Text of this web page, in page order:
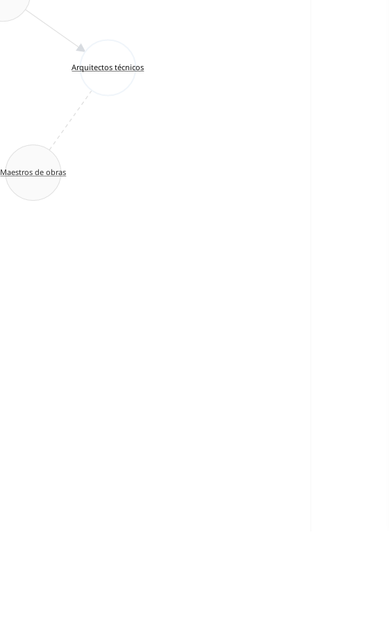
Arquitectos técnicos
Maestros de obras